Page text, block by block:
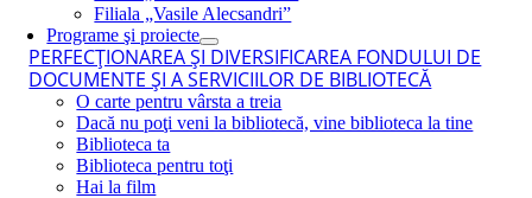
Filiala „Vasile Alecsandri”
Programe şi proiecte
PERFECŢIONAREA ŞI DIVERSIFICAREA FONDULUI DE
DOCUMENTE ŞI A SERVICIILOR DE BIBLIOTECĂ
O carte pentru vârsta a treia
Dacă nu poţi veni la bibliotecă, vine biblioteca la tine
Biblioteca ta
Biblioteca pentru toţi
Hai la film